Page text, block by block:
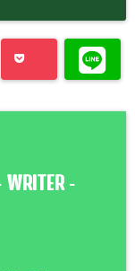
WRITER-